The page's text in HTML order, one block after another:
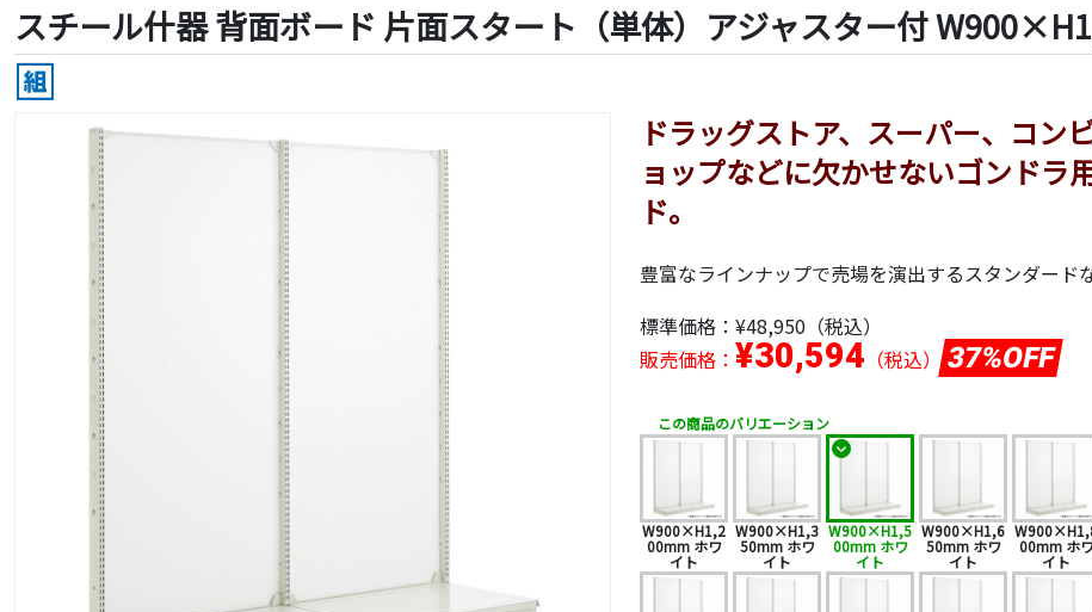
スチール什器 背面ボード 片面スタート（単体）アジャスター付
ドラッグストア、スーパー、コン
ョップなどに欠かせないゴンドラ
ド。
豊富なラインナップで売場を演出するスタンダード
標準価格： ¥48,950 （税込）
販売価格： ¥30,594 （税込） 37%OFF
この商品のバリエーション
W900×H1,2
00mm ホワ
イト
W900×H1,3
50mm ホワ
イト
W900×H1,5
00mm ホワ
イト
W900×H1,6
50mm ホワ
イト
00mm ホ
イト